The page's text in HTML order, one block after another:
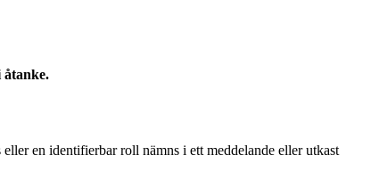
åtanke.
en identifierbar roll nämns i ett meddelande eller utkast